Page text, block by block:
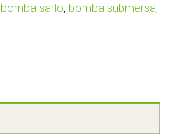
bomba sarlo, bomba submersa,